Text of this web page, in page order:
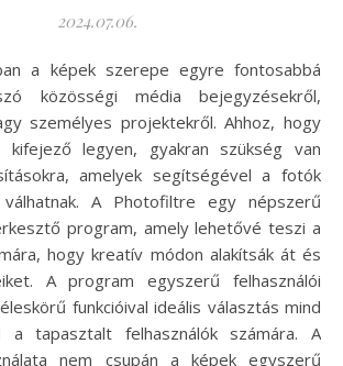
2024.07.06.
közösségi média bejegyzésekről,
személyes projektekről. Ahhoz, hogy
legyen, gyakran szükség van
amelyek segítségével a fotók
A Photofiltre egy népszerű
program, amely lehetővé teszi a
hogy kreatív módon alakítsák át és
A program egyszerű felhasználói
funkcióival ideális választás mind
a tapasztalt felhasználók számára. A
nem csupán a képek egyszerű